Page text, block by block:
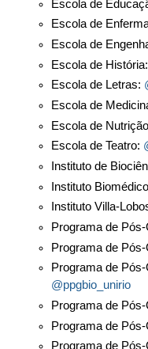
Escola de
Escola de
Escola de
Escola de História:
Escola de Letras:
Escola de
Escola de
Escola de Teatro:
Instituto de
Instituto
Instituto Villa-
Programa de
Programa de
Programa de
@ppgbio_unirio
Programa de
Programa de
Programa de